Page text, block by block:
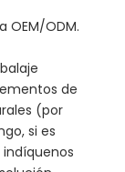
ODM.
de
(por
si es